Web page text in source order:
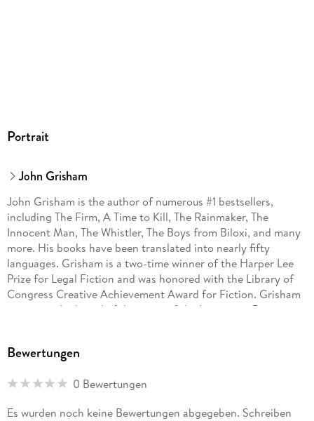
Portrait
John Grisham
John Grisham is the author of numerous #1 bestsellers,
including The Firm, A Time to Kill, The Rainmaker, The
Innocent Man, The Whistler, The Boys from Biloxi, and many
more. His books have been translated into nearly fifty
languages. Grisham is a two-time winner of the Harper Lee
Prize for Legal Fiction and was honored with the Library of
Congress Creative Achievement Award for Fiction. Grisham
serves on the board of directors of the Innocence Project
convicted. Much of his fiction explores deep-seated
central Virginia.
Bewertungen
0 Bewertungen
Es wurden noch keine Bewertungen abgegeben. Schreiben